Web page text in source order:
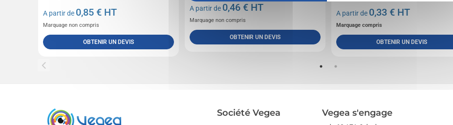
A partir de 0,85 € HT
Marquage non compris
OBTENIR UN DEVIS
A partir de 0,46 € HT
Marquage non compris
OBTENIR UN DEVIS
A partir de 0,33 € HT
Marquage compris
OBTENIR UN DEVIS
Société Vegea Vegea s'engage